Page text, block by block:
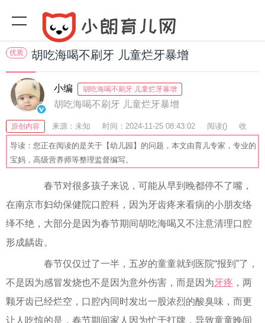
优质 胡吃海喝不刷牙 儿童烂牙暴增
小编 胡吃海喝不刷牙 儿童烂牙暴增
胡吃海喝不刷牙 儿童烂牙暴增
原创内容 来源：未知 时间：2024-11-25 08:43:02 阅读() 收
藏：40 分享：57 爆
导读：您正在阅读的是关于【幼儿园】的问题，本文由育儿专家，专业的
宝妈，高级营养师等整理监督编写。
春节对很多孩子来说，可能从早到晚都停不了嘴，
在南京市妇幼保健院口腔科，因为牙齿疼来看病的小朋友络
绎不绝，大部分是因为春节期间胡吃海喝又不注意清理口腔
形成龋齿。
春节仅仅过了一半，五岁的童童就到医院“报到”了，
不是因为感冒发烧也不是因为意外伤害，而是因为牙疼 ，两
颗牙齿已经烂空，口腔内同时发出一股浓烈的酸臭味，而更
让人吃惊的是，春节期间家人因为忙于打牌，导致童童晚间